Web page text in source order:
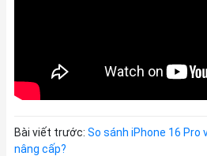
Bài viết trước: So sánh iPhone 16 Pro
nâng cấp?